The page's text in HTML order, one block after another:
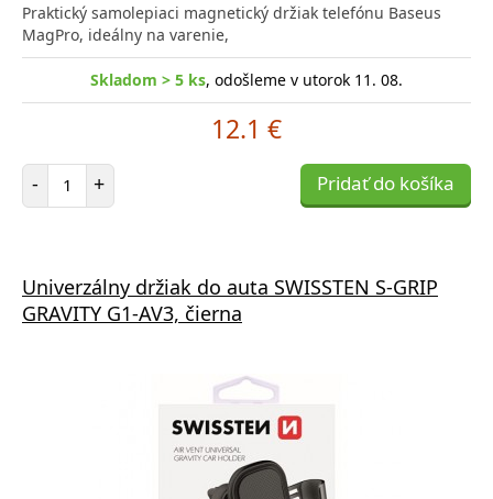
Praktický samolepiaci magnetický držiak telefónu Baseus
MagPro, ideálny na varenie,
Skladom > 5 ks, odošleme v utorok 11. 08.
12.1 €
- Počet položiek
+ Pridať do košíka
Univerzálny držiak do auta SWISSTEN S-GRIP
GRAVITY G1-AV3, čierna